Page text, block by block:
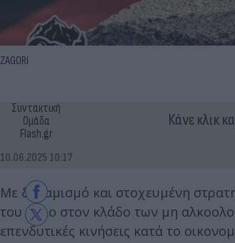
ZAGORI
Συντακτική
Ομάδα
Flash.gr
10.06.2025 10:17
Κάνε κλικ
Με δυναμισμό και στοχευμένη
του ρόλο στον κλάδο των μη
επενδυτικές κινήσεις κατά το